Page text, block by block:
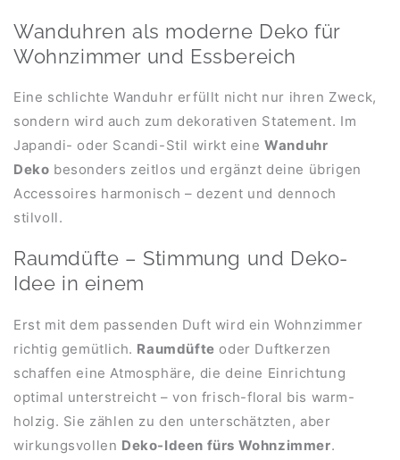
Wanduhren als moderne Deko für
Wohnzimmer und Essbereich
Eine schlichte Wanduhr erfüllt nicht nur ihren Zweck,
sondern wird auch zum dekorativen Statement. Im
Japandi- oder Scandi-Stil wirkt eineWanduhr
Deko besonders zeitlos und ergänzt deine übrigen
Accessoires harmonisch – dezent und dennoch
stilvoll.
Raumdüfte – Stimmung und Deko-
Idee in einem
Erst mit dem passenden Duft wird ein Wohnzimmer
richtig gemütlich. Raumdüfte oder Duftkerzen
schaffen eine Atmosphäre, die deine Einrichtung
optimal unterstreicht – von frisch-floral bis warm-
holzig. Sie zählen zu den unterschätzten, aber
wirkungsvollen Deko-Ideen fürs Wohnzimmer.